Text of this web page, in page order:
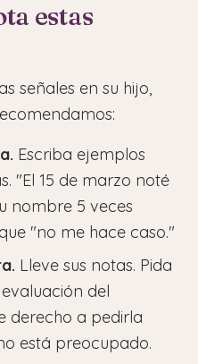
estas
señales en su hijo,
Escriba ejemplos
"El 15 de marzo noté
nombre 5 veces
"no me hace caso."
Lleve sus notas. Pida
del
derecho a pedirla
está preocupado.